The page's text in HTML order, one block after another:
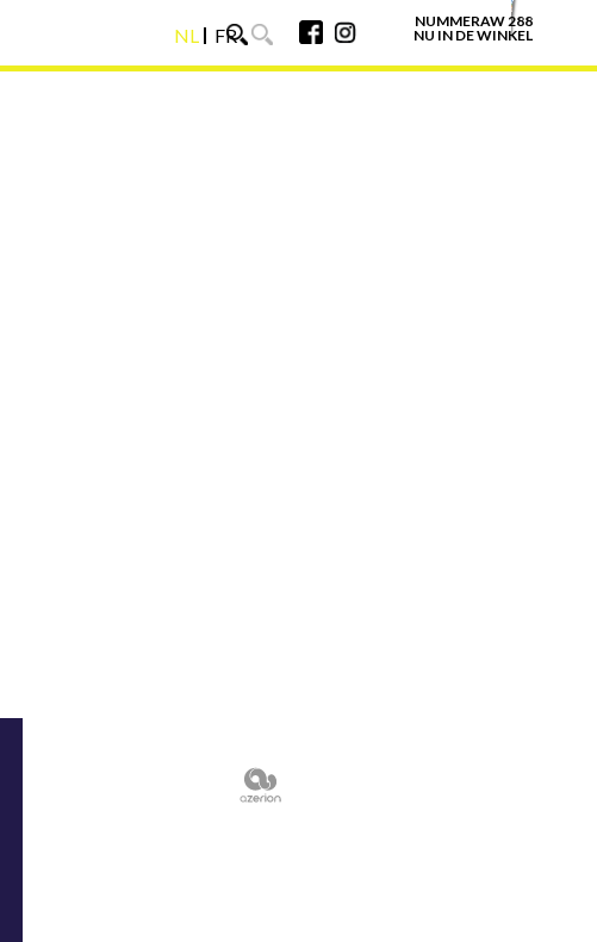
NL
FR
NUMMERAW 288
NU IN DE WINKEL